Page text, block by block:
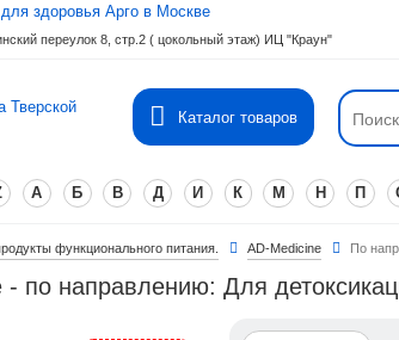
переулок 8, стр.2 ( цокольный этаж) ИЦ "Краун"
Каталог товаров
А Б В Д И К М Н П
функционального питания. AD-Medicine По
- по направлению: Для